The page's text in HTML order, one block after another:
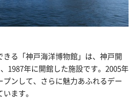
きる「神戸海洋博物館」は、神戸開
1987年に開館した施設です。2005年
プンして、さらに魅力あふれるデー
ます。